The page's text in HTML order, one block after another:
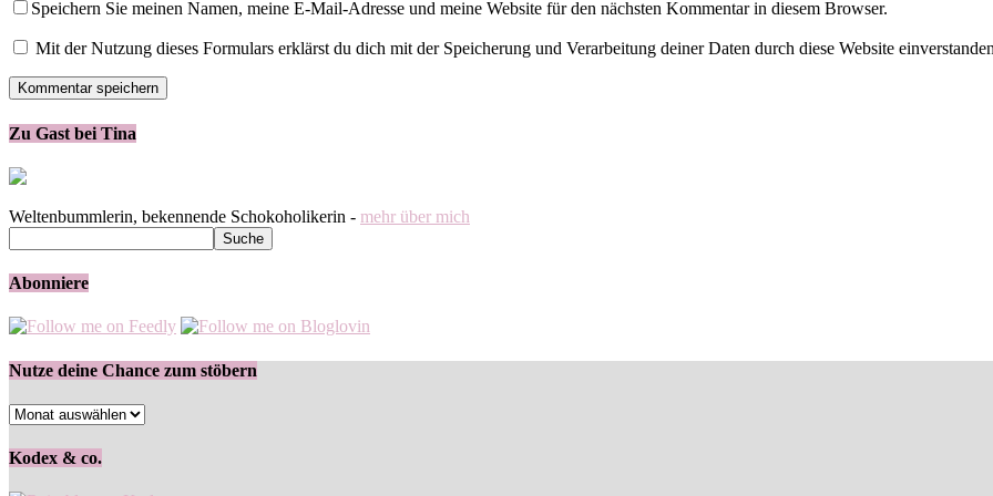
Speichern Sie meinen Namen, meine E-Mail-Adresse und meine Website für den nächsten Kommentar in diesem Browser.
Mit der Nutzung dieses Formulars erklärst du dich mit der Speicherung und Verarbeitung deiner Daten durch diese Website
Zu Gast bei Tina
Weltenbummlerin, bekennende Schokoholikerin - mehr über mich
Abonniere
Nutze deine Chance zum stöbern
Nutze
Chance
zum
stöbern
Kodex & co.